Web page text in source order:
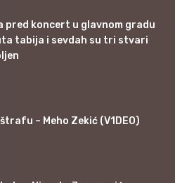
pred koncert u glavnom gradu
tabija i sevdah su tri stvari
– Meho Zekić (V1DEO)